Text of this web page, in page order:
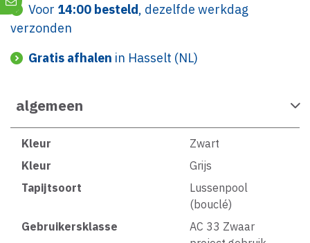
Voor 14:00 besteld, dezelfde werkdag
verzonden
Gratis afhalen in Hasselt (NL)
algemeen
Kleur
Zwart
Kleur
Grijs
Tapijtsoort
Lussenpool
(bouclé)
Gebruikersklasse
AC 33 Zwaar